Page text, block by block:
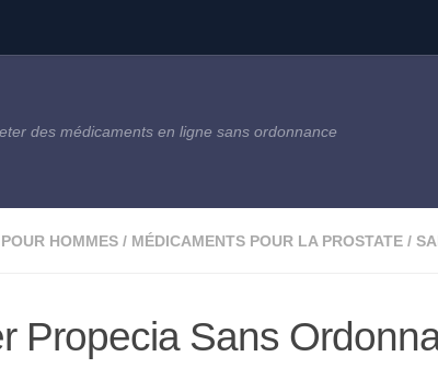
des médicaments en ligne sans ordonnance
HOMMES / MÉDICAMENTS POUR LA PROSTATE /
Propecia Sans